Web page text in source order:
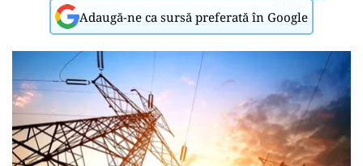
Adaugă-ne ca sursă preferată în Google